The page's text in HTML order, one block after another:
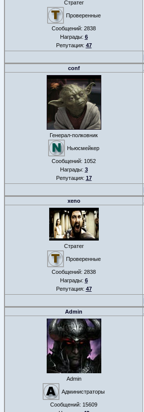
Стратег
Проверенные
Сообщений: 2838
Награды: 6
Репутация: 47
conf
Генерал-полковник
Ньюсмейкер
Сообщений: 1052
Награды: 3
Репутация: 17
xeno
Стратег
Проверенные
Сообщений: 2838
Награды: 6
Репутация: 47
Admin
Admin
Администраторы
Сообщений: 15609